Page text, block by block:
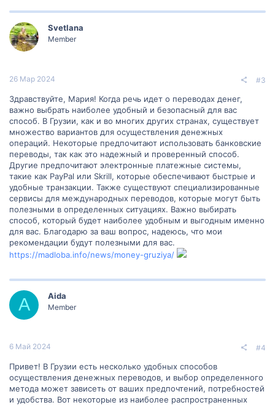
Svetlana
Member
26 Мар 2024 #3
Здравствуйте, Мария! Когда речь идет о переводах денег,
важно выбрать наиболее удобный и безопасный для вас
способ. В Грузии, как и во многих других странах, существует
множество вариантов для осуществления денежных
операций. Некоторые предпочитают использовать банковские
переводы, так как это надежный и проверенный способ.
Другие предпочитают электронные платежные системы,
такие как PayPal или Skrill, которые обеспечивают быстрые и
удобные транзакции. Также существуют специализированные
сервисы для международных переводов, которые могут быть
полезными в определенных ситуациях. Важно выбирать
способ, который будет наиболее удобным и выгодным именно
для вас. Благодарю за ваш вопрос, надеюсь, что мои
рекомендации будут полезными для вас.
https://madloba.info/news/money-gruziya/
A Aida
Member
6 Май 2024 #4
Привет! В Грузии есть несколько удобных способов
осуществления денежных переводов, и выбор определенного
метода может зависеть от ваших предпочтений, потребностей
и удобства. Вот некоторые из наиболее распространенных